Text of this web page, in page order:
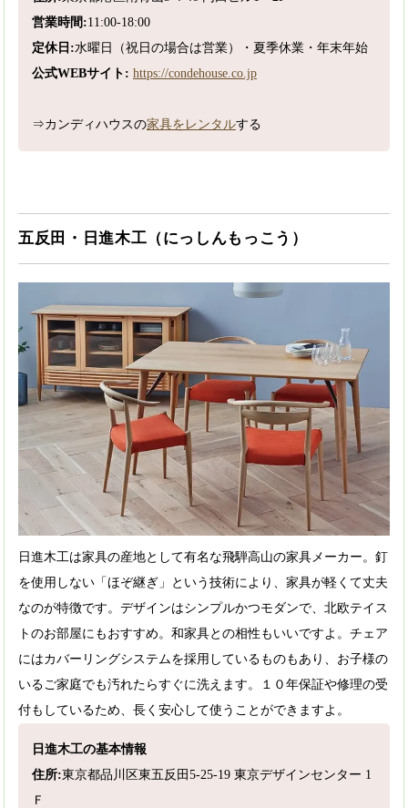
営業時間:11:00-18:00
定休日:水曜日（祝日の場合は営業）・夏季休業・年末年始
公式WEBサイト: https://condehouse.co.jp
⇒カンディハウスの家具をレンタルする
五反田・日進木工（にっしんもっこう）
日進木工は家具の産地として有名な飛騨高山の家具メーカー。釘
を使用しない「ほぞ継ぎ」という技術により、家具が軽くて丈夫
なのが特徴です。デザインはシンプルかつモダンで、北欧テイス
トのお部屋にもおすすめ。和家具との相性もいいですよ。チェア
にはカバーリングシステムを採用しているものもあり、お子様の
いるご家庭でも汚れたらすぐに洗えます。１０年保証や修理の受
付もしているため、長く安心して使うことができますよ。
日進木工の基本情報
住所:東京都品川区東五反田5-25-19 東京デザインセンター 1
Ｆ